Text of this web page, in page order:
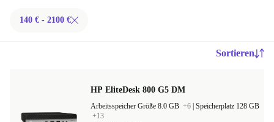
140 € - 2100 €
Sortieren
HP EliteDesk 800 G5 DM
Arbeitsspeicher Größe 8.0 GB +6 Speicherplatz 128 GB
+13